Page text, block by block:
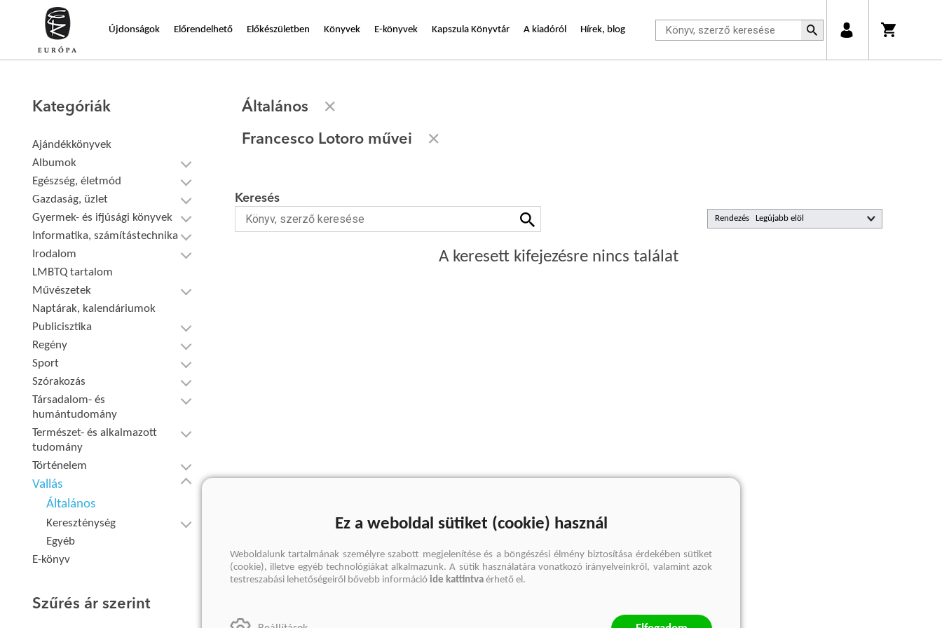
Újdonságok Előrendelhető Előkészületben Könyvek E-könyvek Kapszula Könyvtár A kiadóról Hírek, blog
Kategóriák
Ajándékkönyvek
Albumok
Egészség, életmód
Gazdaság, üzlet
Gyermek- és ifjúsági könyvek
Informatika, számítástechnika
Irodalom
LMBTQ tartalom
Művészetek
Naptárak, kalendáriumok
Publicisztika
Regény
Sport
Szórakozás
Társadalom- és
humántudomány
Természet- és alkalmazott
tudomány
Történelem
Vallás
Általános
Kereszténység
Egyéb
E-könyv
Szűrés ár szerint
Általános
Francesco Lotoro művei
Rendezés
Keresés
A keresett kifejezésre nincs találat
Ez a weboldal sütiket (cookie) használ
Weboldalunk tartalmának személyre szabott megjelenítése és a böngészési élmény biztosítása érdekében sütiket
(cookie), illetve egyéb technológiákat alkalmazunk. A sütik használatára vonatkozó irányelveinkről, valamint azok
testreszabási lehetőségeiről bővebb információ ide kattintva érhető el.